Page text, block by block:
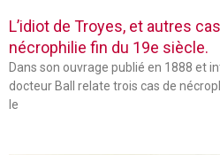
L’idiot de Troyes, et autres
nécrophilie fin du 19e siècle.
Dans son ouvrage publié en 1888 et
docteur Ball relate trois cas de
le